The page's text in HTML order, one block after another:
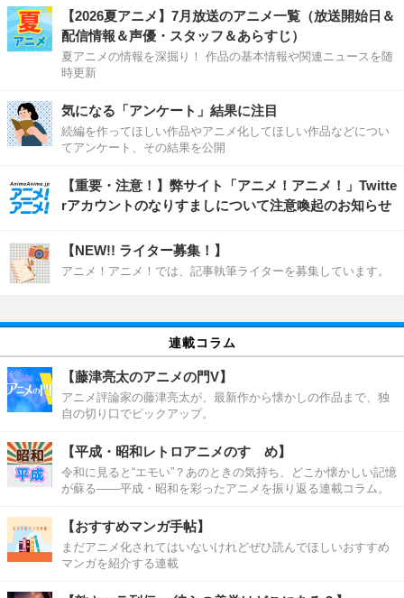
【2026夏アニメ】7月放送のアニメ一覧（放送開始日＆
配信情報＆声優・スタッフ＆あらすじ）
夏アニメの情報を深掘り！ 作品の基本情報や関連ニュースを随
時更新
気になる「アンケート」結果に注目
続編を作ってほしい作品やアニメ化してほしい作品などについ
てアンケート、その結果を公開
【重要・注意！】弊サイト「アニメ！アニメ！」Twitte
rアカウントのなりすましについて注意喚起のお知らせ
【NEW!! ライター募集！】
アニメ！アニメ！では、記事執筆ライターを募集しています。
連載コラム
【藤津亮太のアニメの門V】
アニメ評論家の藤津亮太が、最新作から懐かしの作品まで、独
自の切り口でピックアップ。
【平成・昭和レトロアニメのすゝめ】
令和に見ると“エモい”？あのときの気持ち、どこか懐かしい記憶
が蘇る――平成・昭和を彩ったアニメを振り返る連載コラム。
【おすすめマンガ手帖】
まだアニメ化されてはいないけれどぜひ読んでほしいおすすめ
マンガを紹介する連載